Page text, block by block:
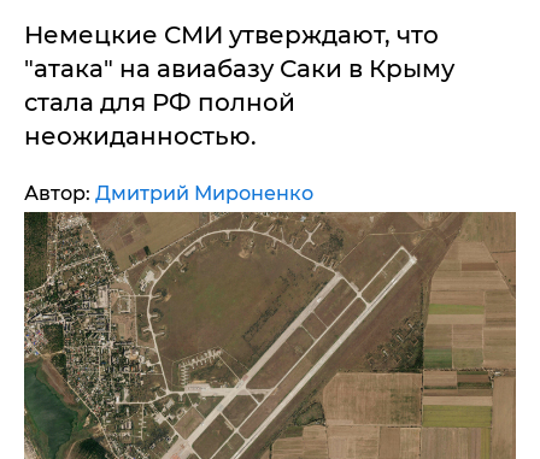
Немецкие СМИ утверждают, что
"атака" на авиабазу Саки в Крыму
стала для РФ полной
неожиданностью.
Автор: Дмитрий Мироненко